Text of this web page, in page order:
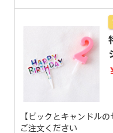
【ピックとキャンドル
ご注文ください